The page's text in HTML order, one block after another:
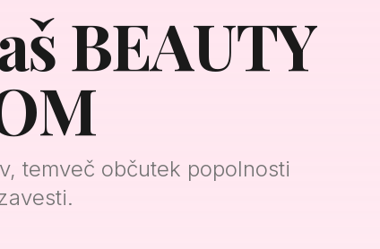
BEAUTY
temveč občutek popolnosti